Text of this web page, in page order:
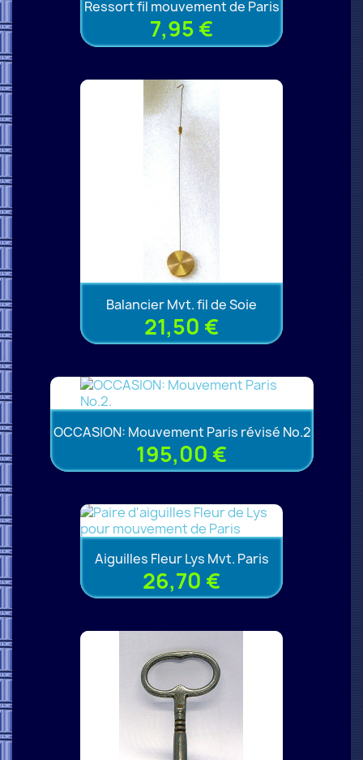
Ressort fil mouvement de Paris
7,95 €
Balancier Mvt. fil de Soie
21,50 €
OCCASION: Mouvement Paris révisé No.2
195,00 €
Aiguilles Fleur Lys Mvt. Paris
26,70 €